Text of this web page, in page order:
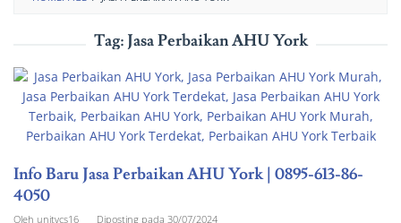
Tag: Jasa Perbaikan AHU York
Info Baru Jasa Perbaikan AHU York | 0895-613-86-
4050
Oleh unitycs16 Diposting pada 30/07/2024